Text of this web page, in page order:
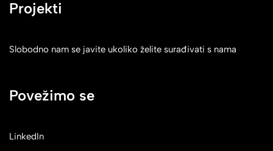
Projekti
Slobodno nam se javite ukoliko želite surađivati s nama
Povežimo se
LinkedIn